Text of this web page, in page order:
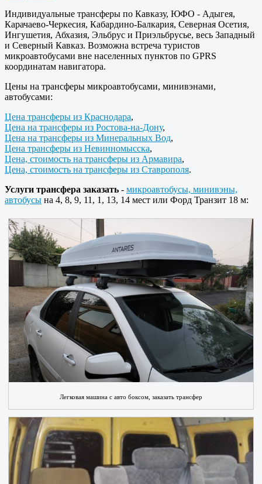
Индивидуальные трансферы по Кавказу, ЮФО - Адыгея,
Карачаево-Черкесия, Кабардино-Балкария, Северная Осетия,
Ингушетия, Абхазия, Эльбрус и Приэльбрусье, весь Западный
и Северный Кавказ. Возможна встреча туристов
микроавтобусами вне населенных пунктов по GPRS
координатам навигатора.
Цены на трансферы микроавтобусами, минивэнами,
автобусами:
Цена трансферы из Краснодара,
Цена на трансферы из Ростова-на-Дону,
Цена на трансферы из Минеральных Вод,
Цена трансферы из Невинномысска,
Цена, стоимость на трансферы из Армавира,
Цена, стоимость на трансферы из Ставрополя.
Услуги трансфера заказать - микроавтобусы, минивэны,
автобусы на 4, 8, 9, 11, 1, 13, 14 мест или Форд Транзит 18 м:
Легковая машина с авто боксом, заказать трансфер